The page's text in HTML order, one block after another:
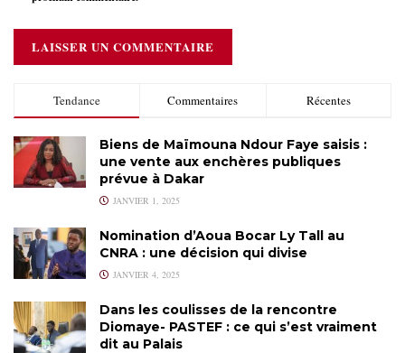
Tendance Commentaires Récentes
Biens de Maïmouna Ndour Faye saisis :
une vente aux enchères publiques
prévue à Dakar
JANVIER 1, 2025
Nomination d’Aoua Bocar Ly Tall au
CNRA : une décision qui divise
JANVIER 4, 2025
Dans les coulisses de la rencontre
Diomaye- PASTEF : ce qui s’est vraiment
dit au Palais